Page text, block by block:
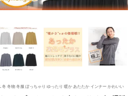
冬 冬物 冬服 ぽっちゃり ゆったり 暖か あたたか インナー かわいい